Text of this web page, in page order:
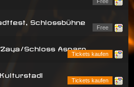
Schlossbühne
Free
Schloss Asparn
Tickets kaufen
Tickets kaufen